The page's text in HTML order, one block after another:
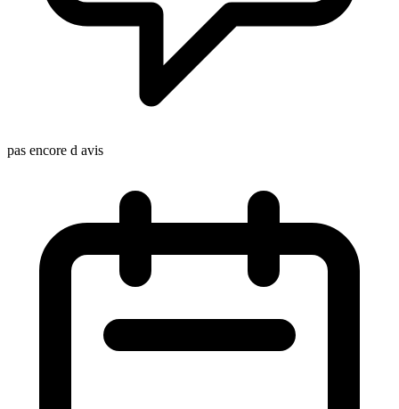
pas encore d avis